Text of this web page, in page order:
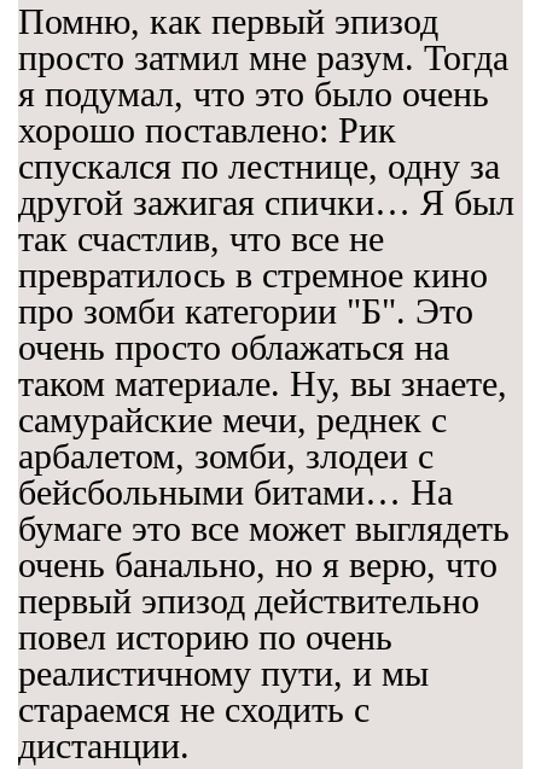
Помню, как первый эпизод
просто затмил мне разум. Тогда
я подумал, что это было очень
хорошо поставлено: Рик
спускался по лестнице, одну за
другой зажигая спички… Я был
так счастлив, что все не
превратилось в стремное кино
про зомби категории "Б". Это
очень просто облажаться на
таком материале. Ну, вы знаете,
самурайские мечи, реднек с
арбалетом, зомби, злодеи с
бейсбольными битами… На
бумаге это все может выглядеть
очень банально, но я верю, что
первый эпизод действительно
повел историю по очень
реалистичному пути, и мы
стараемся не сходить с
дистанции.